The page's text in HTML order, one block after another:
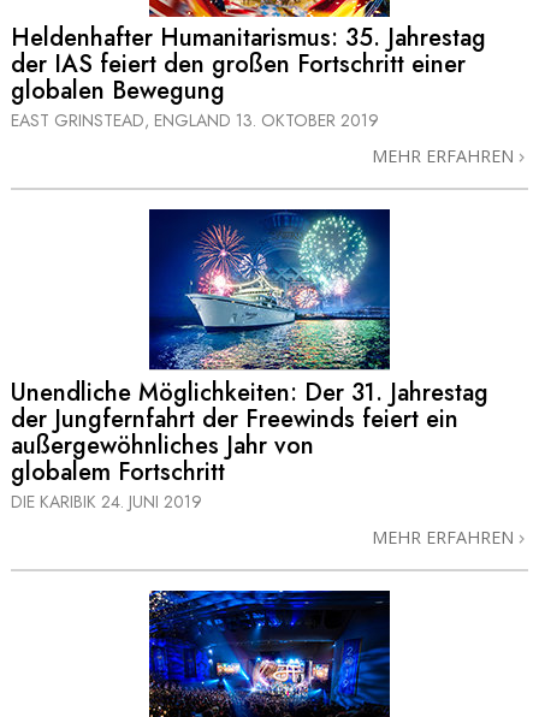
Heldenhafter Humanitarismus: 35. Jahrestag
der IAS feiert den großen Fortschritt einer
globalen Bewegung
EAST GRINSTEAD, ENGLAND 13. OKTOBER 2019
MEHR ERFAHREN
Unendliche Möglichkeiten: Der 31. Jahrestag
der Jungfernfahrt der Freewinds feiert ein
außergewöhnliches Jahr von
globalem Fortschritt
DIE KARIBIK 24. JUNI 2019
MEHR ERFAHREN